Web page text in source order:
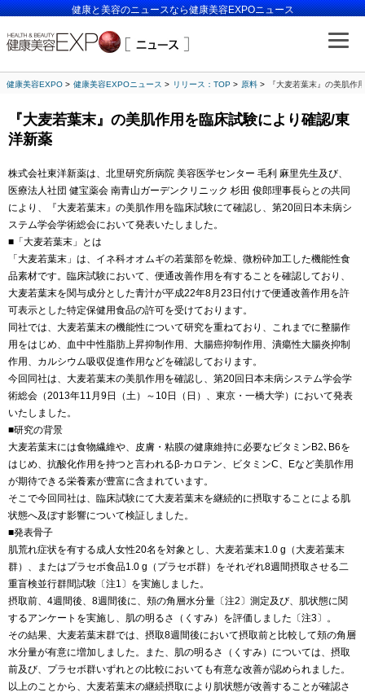
健康と美容のニュースなら健康美容EXPOニュース
健康美容EXPO 健康美容EXPOニュース リリース：TOP 原料 『大麦若葉末』の美肌作
『大麦若葉末』の美肌作用を臨床試験により確認/東
洋新薬
株式会社東洋新薬は、北里研究所病院 美容医学センター 毛利 麻里先生及び、
医療法人社団 健宝薬会 南青山ガーデンクリニック 杉田 俊郎理事長らとの共同
により、『大麦若葉末』の美肌作用を臨床試験にて確認し、第20回日本未病シ
ステム学会学術総会において発表いたしました。
■「大麦若葉末」とは
「大麦若葉末」は、イネ科オオムギの若葉部を乾燥、微粉砕加工した機能性食
品素材です。臨床試験において、便通改善作用を有することを確認しており、
大麦若葉末を関与成分とした青汁が平成22年8月23日付けで便通改善作用を許
可表示とした特定保健用食品の許可を受けております。
同社では、大麦若葉末の機能性について研究を重ねており、これまでに整腸作
用をはじめ、血中中性脂肪上昇抑制作用、大腸癌抑制作用、潰瘍性大腸炎抑制
作用、カルシウム吸収促進作用などを確認しております。
今回同社は、大麦若葉末の美肌作用を確認し、第20回日本未病システム学会学
術総会（2013年11月9日（土）～10日（日）、東京・一橋大学）において発表
いたしました。
■研究の背景
大麦若葉末には食物繊維や、皮膚・粘膜の健康維持に必要なビタミンB2､B6を
はじめ、抗酸化作用を持つと言われるβ‐カロテン、ビタミンC、Eなど美肌作用
が期待できる栄養素が豊富に含まれています。
そこで今回同社は、臨床試験にて大麦若葉末を継続的に摂取することによる肌
状態へ及ぼす影響について検証しました。
■発表骨子
肌荒れ症状を有する成人女性20名を対象とし、大麦若葉末1.0 g（大麦若葉末
群）、またはプラセボ食品1.0 g（プラセボ群）をそれぞれ8週間摂取させる二
重盲検並行群間試験〔注1〕を実施しました。
摂取前、4週間後、8週間後に、頬の角層水分量〔注2〕測定及び、肌状態に関
するアンケートを実施し、肌の明るさ（くすみ）を評価しました〔注3〕。
その結果、大麦若葉末群では、摂取8週間後において摂取前と比較して頬の角層
水分量が有意に増加しました。また、肌の明るさ（くすみ）については、摂取
前及び、プラセボ群いずれとの比較においても有意な改善が認められました。
以上のことから、大麦若葉末の継続摂取により肌状態が改善することが確認さ